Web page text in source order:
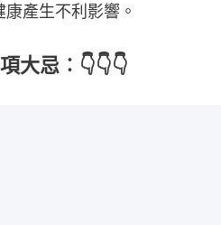
產生不利影響。
大忌︰👇👇👇